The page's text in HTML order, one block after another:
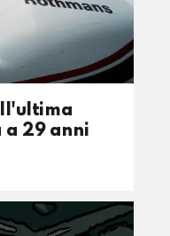
a 29 anni